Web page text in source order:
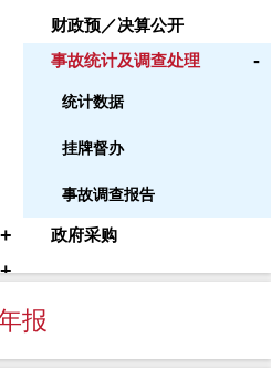
财政预／决算公开
事故统计及调查处理 -
统计数据
挂牌督办
事故调查报告
+
政府采购
+
报